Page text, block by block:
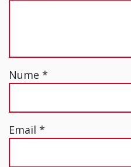
Nume *
Email *